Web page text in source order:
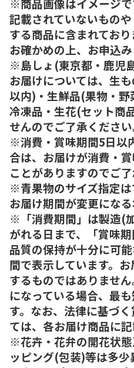
記載されていないもの
する商品に含まれてお
お確かめの上、お申込み
※島しょ(東京都・鹿児
お届けについては、生
以内)・生鮮品(果物・野
冷凍品・生花(セット商
せんのでご了承ください
※消費・賞味期間5日以
合は、お届けが消費・
ことがありますのでご了
※青果物のサイズ指定
お届け期間が変更になる
※「消費期間」は製造(
がれる日まで、「賞味
品質の保持が十分に可
間で表示しています。
するものではありませ
になっている場合、最
す。なお、法律に基づ
ては、各お届け商品に記
※花卉・花弁の開花状
ッピング(包装)等は多少